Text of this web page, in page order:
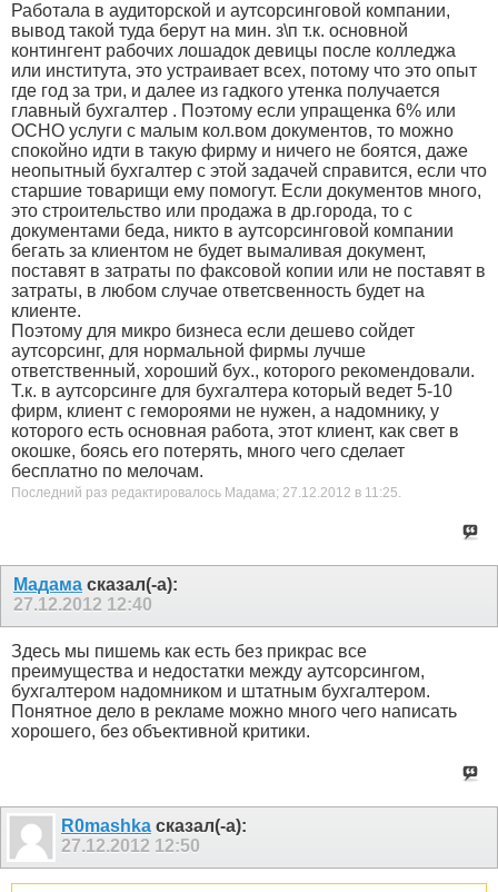
Работала в аудиторской и аутсорсинговой компании,
вывод такой туда берут на мин. з\п т.к. основной
контингент рабочих лошадок девицы после колледжа
или института, это устраивает всех, потому что это опыт
где год за три, и далее из гадкого утенка получается
главный бухгалтер . Поэтому если упращенка 6% или
ОСНО услуги с малым кол.вом документов, то можно
спокойно идти в такую фирму и ничего не боятся, даже
неопытный бухгалтер с этой задачей справится, если что
старшие товарищи ему помогут. Если документов много,
это строительство или продажа в др.города, то с
документами беда, никто в аутсорсинговой компании
бегать за клиентом не будет вымаливая документ,
поставят в затраты по факсовой копии или не поставят в
затраты, в любом случае ответсвенность будет на
клиенте.
Поэтому для микро бизнеса если дешево сойдет
аутсорсинг, для нормальной фирмы лучше
ответственный, хороший бух., которого рекомендовали.
Т.к. в аутсорсинге для бухгалтера который ведет 5-10
фирм, клиент с гемороями не нужен, а надомнику, у
которого есть основная работа, этот клиент, как свет в
окошке, боясь его потерять, много чего сделает
бесплатно по мелочам.
Последний раз редактировалось Мадама; 27.12.2012 в 11:25.
Мадама сказал(-а):
27.12.2012 12:40
Здесь мы пишемь как есть без прикрас все
преимущества и недостатки между аутсорсингом,
бухгалтером надомником и штатным бухгалтером.
Понятное дело в рекламе можно много чего написать
хорошего, без объективной критики.
R0mashka сказал(-а):
27.12.2012 12:50